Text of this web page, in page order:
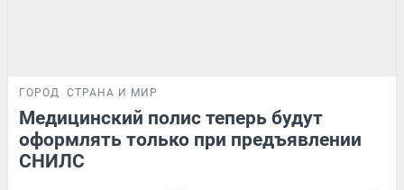
ГОРОД СТРАНА И МИР
Медицинский полис теперь будут
оформлять только при предъявлении
СНИЛС